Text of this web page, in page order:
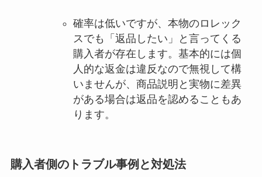
確率は低いですが、本物のロレック
スでも「返品したい」と言ってくる
購入者が存在します。基本的には個
人的な返金は違反なので無視して構
いませんが、商品説明と実物に差異
がある場合は返品を認めることもあ
ります。
購入者側のトラブル事例と対処法